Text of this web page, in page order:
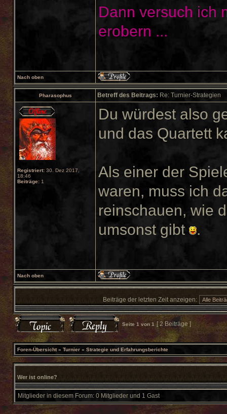
Dann versuch ich
erobern ...
Nach oben
Pharasophus Betreff des Beitrags: Re: Turnier-Strategien
Registriert: 30. Dez 2017,
18:46
Beiträge: 1
Du würdest also
und das Quartett
Als einer der
waren, muss ich
reinschauen, wie
umsonst gibt
.
Nach oben
Beiträge der letzten Zeit anzeigen:
Seite 1 von 1 [ 2 Beiträge ]
Foren-Übersicht» Turnier » Strategie und Erfahrungsberichte
Wer ist online?
Mitglieder in diesem Forum: 0 Mitglieder und 1 Gast